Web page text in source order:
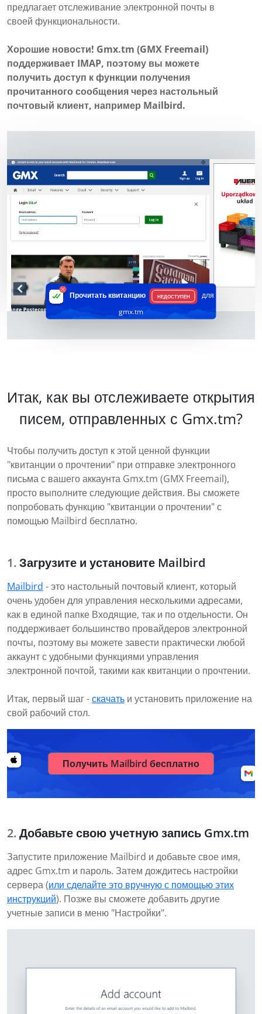
предлагает отслеживание электронной почты в
своей функциональности.
Хорошие новости! Gmx.tm (GMX Freemail)
поддерживает IMAP, поэтому вы можете
получить доступ к функции получения
прочитанного сообщения через настольный
почтовый клиент, например Mailbird.
Прочитать квитанцию НЕДОСТУПЕН
для
gmx.tm
Итак, как вы отслеживаете открытия
писем, отправленных с Gmx.tm?
Чтобы получить доступ к этой ценной функции
"квитанции о прочтении" при отправке электронного
письма с вашего аккаунта Gmx.tm (GMX Freemail),
просто выполните следующие действия. Вы сможете
попробовать функцию "квитанции о прочтении" с
помощью Mailbird бесплатно.
Загрузите и установите Mailbird
Mailbird - это настольный почтовый клиент, который
очень удобен для управления несколькими адресами,
как в единой папке Входящие, так и по отдельности. Он
поддерживает большинство провайдеров электронной
почты, поэтому вы можете завести практически любой
аккаунт с удобными функциями управления
электронной почтой, такими как квитанции о прочтении.
Итак, первый шаг -скачать и установить приложение на
свой рабочий стол.
Получить Mailbird бесплатно
Добавьте свою учетную запись Gmx.tm
Запустите приложение Mailbird и добавьте свое имя,
адрес Gmx.tm и пароль. Затем дождитесь настройки
сервера (или сделайте это вручную с помощью этих
инструкций). Позже вы сможете добавить другие
учетные записи в меню "Настройки".